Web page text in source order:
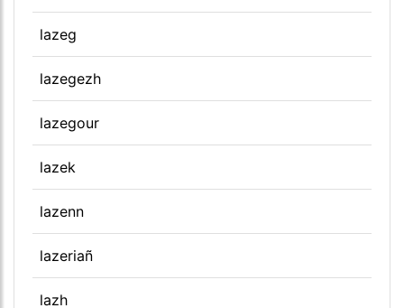
lazeg
lazegezh
lazegour
lazek
lazenn
lazeriañ
lazh